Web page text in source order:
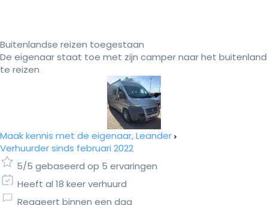
Buitenlandse reizen toegestaan
De eigenaar staat toe met zijn camper naar het buitenland
te reizen
Maak kennis met de eigenaar, Leander
Verhuurder sinds februari 2022
5/5 gebaseerd op 5 ervaringen
Heeft al 18 keer verhuurd
Reageert binnen een dag